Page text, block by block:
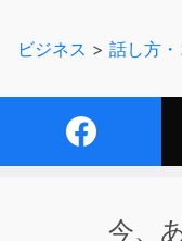
背景に流れる心地よ
「スピードラーニン
ビジネス > 話し方
今、